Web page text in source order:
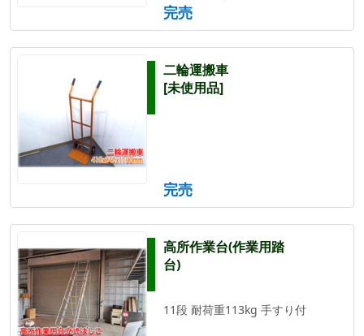
完売
二輪運搬車
[未使用品]
完売
高所作業台(作業用踏
台)
11段 耐荷重113kg 手すり付